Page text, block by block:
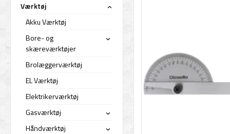
Værktøj ›
Akku Værktøj
Bore- og
skæreværktøjer
›
Brolæggerværktøj
EL Værktøj
Elektrikerværktøj
Gasværktøj
›
Håndværktøj ›